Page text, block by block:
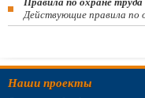
Действующие правила
Наши проекты